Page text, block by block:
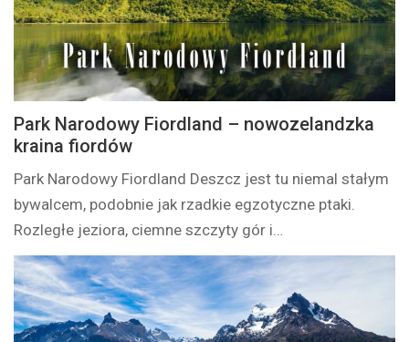
Park Narodowy Fiordland – nowozelandzka
kraina fiordów
Park Narodowy Fiordland Deszcz jest tu niemal stałym
bywalcem, podobnie jak rzadkie egzotyczne ptaki.
Rozległe jeziora, ciemne szczyty gór i…